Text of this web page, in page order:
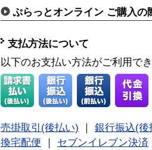
ぷらっとオンライン ご購入の
支払方法について
以下のお支払い方法がご利用で
売掛取引(後払い)
銀行振込(後
換宅配便
セブンイレブン決済